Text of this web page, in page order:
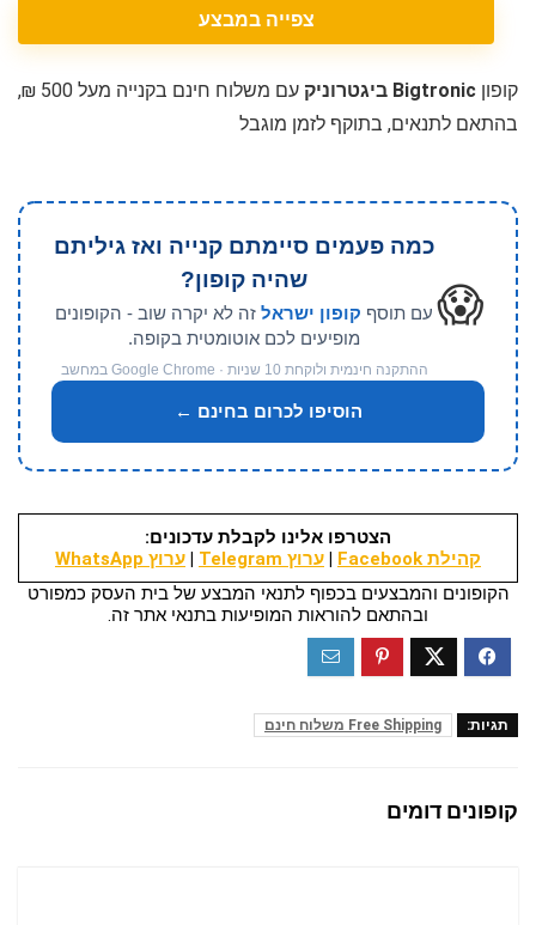
צפייה במבצע
קופון Bigtronic ביגטרוניק
עם משלוח חינם בקנייה מעל 500 ₪,
בהתאם לתנאים, בתוקף לזמן מוגבל
😱
כמה פעמים סיימתם קנייה ואז גיליתם
שהיה קופון?
עם תוסף קופון ישראל זה לא יקרה שוב - הקופונים
מופיעים לכם אוטומטית בקופה.
ההתקנה חינמית ולוקחת 10 שניות · Google Chrome במחשב
הוסיפו לכרום בחינם ←
הצטרפו אלינו לקבלת עדכונים:
קהילת Facebook
| ערוץ Telegram | ערוץ WhatsApp
הקופונים והמבצעים בכפוף לתנאי המבצע של בית העסק כמפורט
ובהתאם להוראות המופיעות בתנאי אתר זה.
תגיות: Free Shipping משלוח חינם
קופונים דומים